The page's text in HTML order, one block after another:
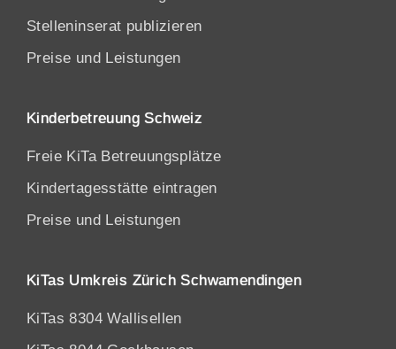
Stelleninserat publizieren
Preise und Leistungen
Kinderbetreuung Schweiz
Freie KiTa Betreuungsplätze
Kindertagesstätte eintragen
Preise und Leistungen
KiTas Umkreis Zürich Schwamendingen
KiTas 8304 Wallisellen